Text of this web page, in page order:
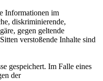
Informationen im
diskriminierende,
gegen geltende
verstoßende Inhalte sind
gespeichert. Im Falle eines
der